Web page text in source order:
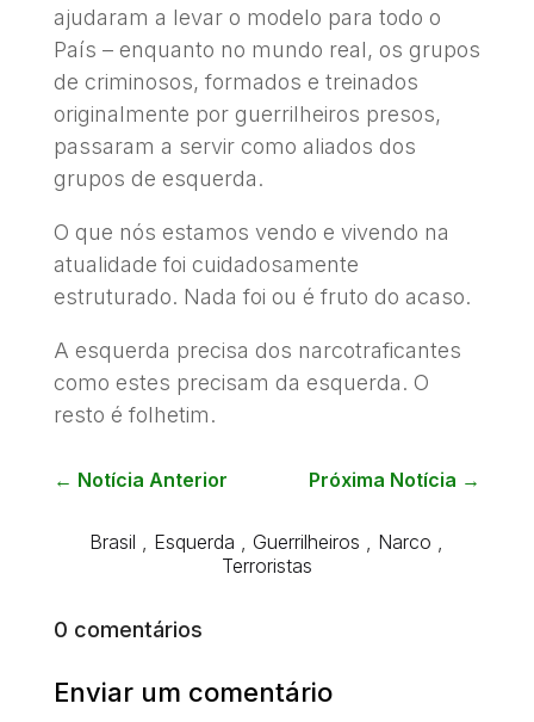
ajudaram a levar o modelo para todo o
País – enquanto no mundo real, os grupos
de criminosos, formados e treinados
originalmente por guerrilheiros presos,
passaram a servir como aliados dos
grupos de esquerda.
O que nós estamos vendo e vivendo na
atualidade foi cuidadosamente
estruturado. Nada foi ou é fruto do acaso.
A esquerda precisa dos narcotraficantes
como estes precisam da esquerda. O
resto é folhetim.
← Notícia Anterior Próxima Notícia →
Brasil , Esquerda , Guerrilheiros , Narco ,
Terroristas
0 comentários
Enviar um comentário